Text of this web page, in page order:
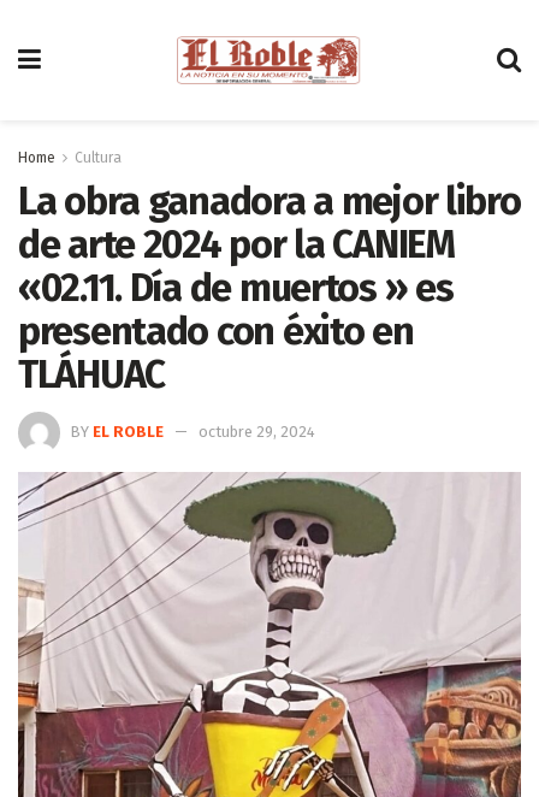
Home Cultura
La obra ganadora a mejor libro
de arte 2024 por la CANIEM
«02.11. Día de muertos » es
presentado con éxito en
TLÁHUAC
BY EL ROBLE octubre 29, 2024